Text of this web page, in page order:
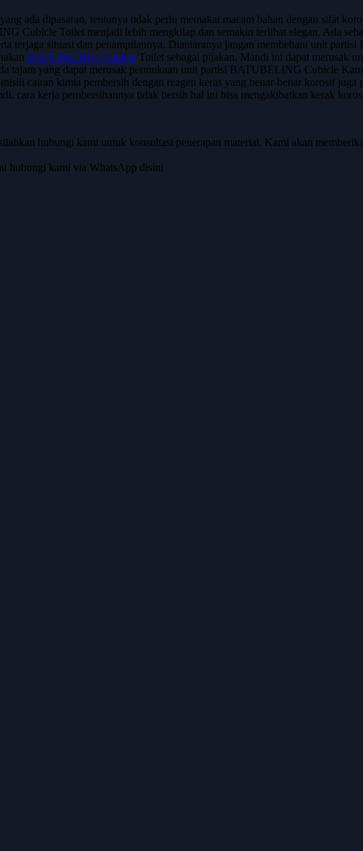
ada dipasaran, tentunya tidak perlu memakai macam bahan dengan sifat
Cubicle Toilet menjadi lebih mengkilap dan semakin terlihat elegan. Ada
terjaga situasi dan penampilannya. Diantaranya jangan membebani unit
BATUBELING Cubicle Toilet sebagai pijakan. Mandi ini dapat merusak
tajam yang dapat merusak permukaan unit partisi BATUBELING Cubicle
cairan kimia pembersih dengan reagen keras yang benar-benar korosif
cara kerja pembersihannya tidak bersih hal ini bisa mengakibatkan kerak
hubungi kami untuk konsultasi penerapan material. Kami akan
hubungi kami via WhatsApp disini